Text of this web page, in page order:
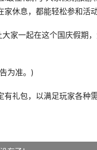
休息，都能轻松参和活
一起在这个国庆假期
为准。)
礼包，以满足玩家各种